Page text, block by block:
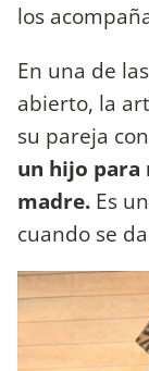
los
En una de
abierto, la
su pareja
un hijo para
madre. Es
cuando se